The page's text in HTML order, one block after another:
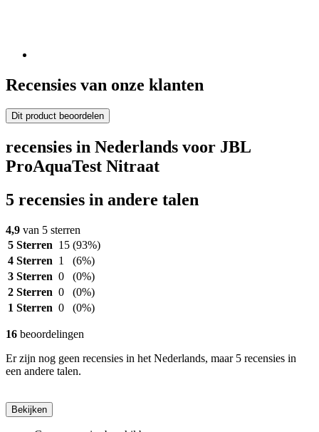
Recensies van onze klanten
Dit product beoordelen
recensies in Nederlands voor JBL
ProAquaTest Nitraat
5 recensies in andere talen
4,9 van 5 sterren
5 Sterren 15 (93%)
4 Sterren 1
(6%)
3 Sterren 0
(0%)
2 Sterren 0
(0%)
1 Sterren 0 (0%)
16 beoordelingen
Er zijn nog geen recensies in het Nederlands, maar 5 recensies in
een andere talen.
Bekijken